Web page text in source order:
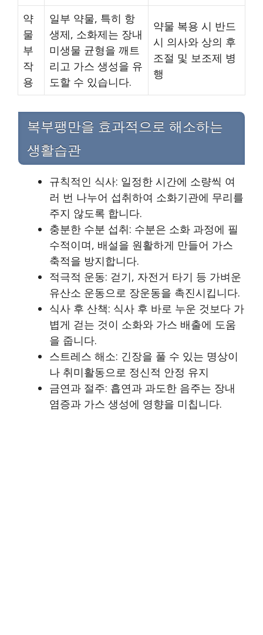
약
물
부
작
용
일부 약물, 특히 항
생제, 소화제는 장내
미생물 균형을 깨트
리고 가스 생성을 유
도할 수 있습니다.
약물 복용 시 반드
시 의사와 상의 후
조절 및 보조제 병
행
복부팽만을 효과적으로 해소하는
생활습관
규칙적인 식사: 일정한 시간에 소량씩 여
러 번 나누어 섭취하여 소화기관에 무리를
주지 않도록 합니다.
충분한 수분 섭취: 수분은 소화 과정에 필
수적이며, 배설을 원활하게 만들어 가스
축적을 방지합니다.
적극적 운동: 걷기, 자전거 타기 등 가벼운
유산소 운동으로 장운동을 촉진시킵니다.
식사 후 산책: 식사 후 바로 누운 것보다 가
볍게 걷는 것이 소화와 가스 배출에 도움
을 줍니다.
스트레스 해소: 긴장을 풀 수 있는 명상이
나 취미활동으로 정신적 안정 유지
금연과 절주: 흡연과 과도한 음주는 장내
염증과 가스 생성에 영향을 미칩니다.